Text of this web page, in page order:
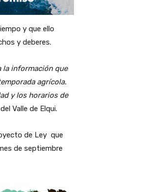
y que ello
y deberes.
información que
agrícola.
y los horarios de
Valle de Elqui.
de Ley que
de septiembre